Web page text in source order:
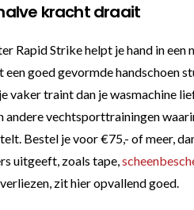
kracht draait
Rapid Strike helpt je hand in
goed gevormde handschoen
vaker traint dan je wasmachine
vechtsporttrainingen
Bestel je voor €75,- of meer,
uitgeeft, zoals tape,
zit hier opvallend goed.